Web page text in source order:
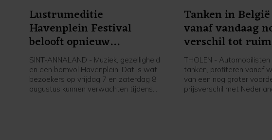
Lustrumeditie
Havenplein Festival
belooft opnieuw
feestweekend in Sint-
Annaland
SINT-ANNALAND - Muziek, gezelligheid
en een bomvol Havenplein. Dat is wat
bezoekers op vrijdag 7 en zaterdag 8
augustus kunnen verwachten tijdens
Tanken in
vanaf vandaag
verschil tot
per liter
THOLEN - Automobilisten
tanken, profiteren vanaf
van een nog groter
prijsverschil met